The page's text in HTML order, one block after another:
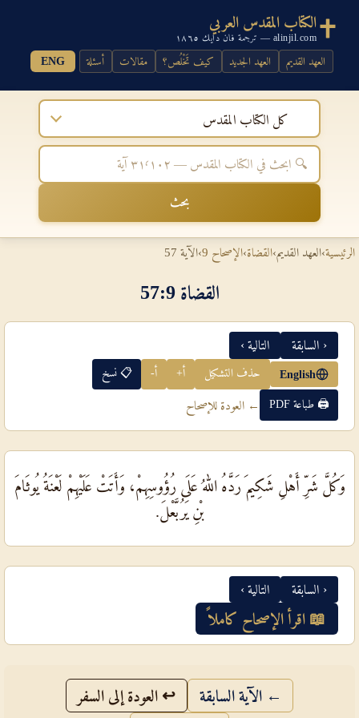
الكتاب المقدس العربي
alinjil.com — ترجمة فان دايك ١٨٦٥
العهد القديم العهد الجديد كيف تَخْلُص؟ مقالات أسئلة ENG
كل الكتاب المقدس
بحث
الرئيسية›العهد القديم›القضاة›الإصحاح 9 ›الآية 57
القضاة 9‏:‏57
‹ السابقة التالية ›
English حذف التشكيل أ+ أ- 📋 نسخ
🖨 طباعة PDF ← العودة للإصحاح
وَكُلَّ شَرِّ أَهْلِ شَكِيمَ رَدَّهُ اللهُ عَلَى رُؤُوسِهِمْ، وَأَتَتْ عَلَيْهِمْ لَعْنَةُ يُوثَامَ
بْنِ يَرُبَّعْلَ.
‹ السابقة التالية ›
📖 اقرأ الإصحاح كاملاً
← الآية السابقة ↩ العودة إلى السفر